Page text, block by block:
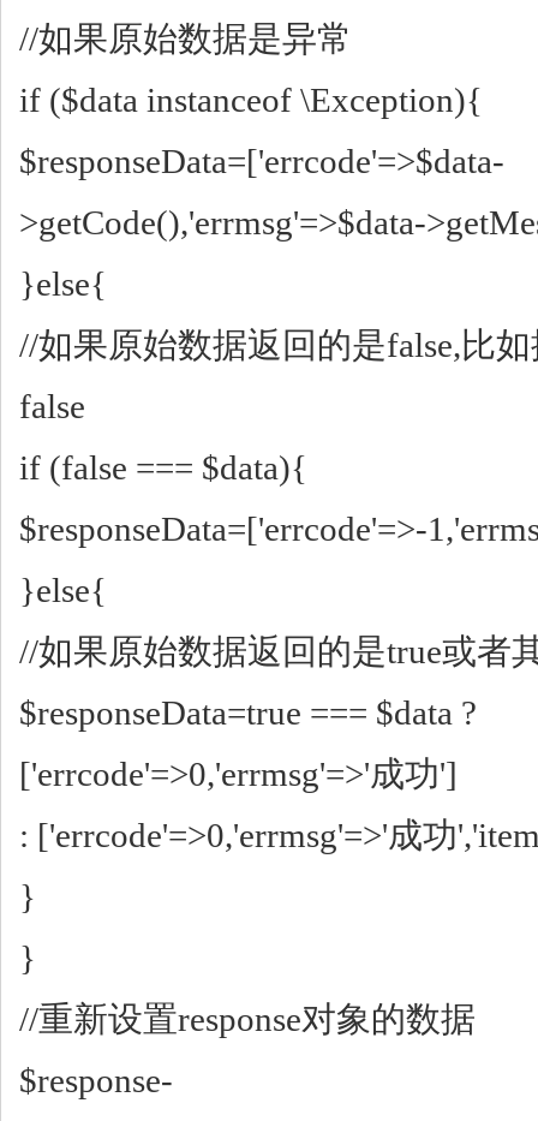
//如果原始数据是异常
if ($data instanceof \Exception){
$responseData=['errcode'=>$data-
>getCode(),'errmsg'=>$data-
}else{
//如果原始数据返回的是false,比
false
if (false === $data){
$responseData=['errcode'=>-
}else{
//如果原始数据返回的是true或者
$responseData=true === $data ?
['errcode'=>0,'errmsg'=>'成功']
: ['errcode'=>0,'errmsg'=>'成功
}
}
//重新设置response对象的数据
$response-